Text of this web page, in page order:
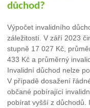
důchod?
Výpočet invalidního
záležitostí. V září 2023
stupně 17 027 Kč,
433 Kč a průměrný
Invalidní důchod nelze
V případě dosažení
občané pobírající
pobírat vyšší z důchodů.